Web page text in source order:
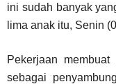
ini sudah banyak
lima anak itu, Senin
Pekerjaan
sebagai